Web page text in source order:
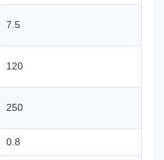
7.5
120
250
0.8